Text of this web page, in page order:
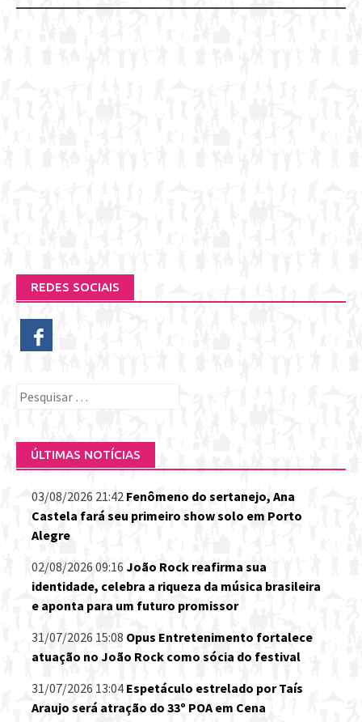
REDES SOCIAIS
Pesquisar
ÚLTIMAS NOTÍCIAS
03/08/2026 21:42 Fenômeno do sertanejo, Ana
Castela fará seu primeiro show solo em Porto
Alegre
02/08/2026 09:16 João Rock reafirma sua
identidade, celebra a riqueza da música brasileira
e aponta para um futuro promissor
31/07/2026 15:08 Opus Entretenimento fortalece
atuação no João Rock como sócia do festival
31/07/2026 13:04 Espetáculo estrelado por Taís
Araujo será atração do 33º POA em Cena